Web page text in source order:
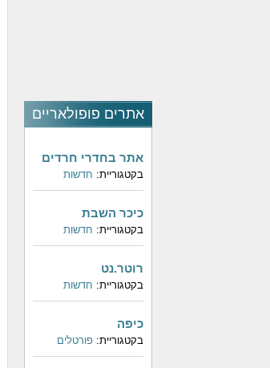
אתרים פופולאריים
אתר בחדרי חרדים
בקטגוריית: חדשות
כיכר השבת
בקטגוריית: חדשות
רוטר.נט
בקטגוריית: חדשות
כיפה
בקטגוריית: פורטלים